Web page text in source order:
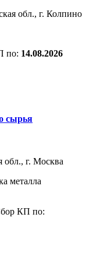
обл., г. Колпино
по: 14.08.2026
сырья
обл., г. Москва
металла
КП по: